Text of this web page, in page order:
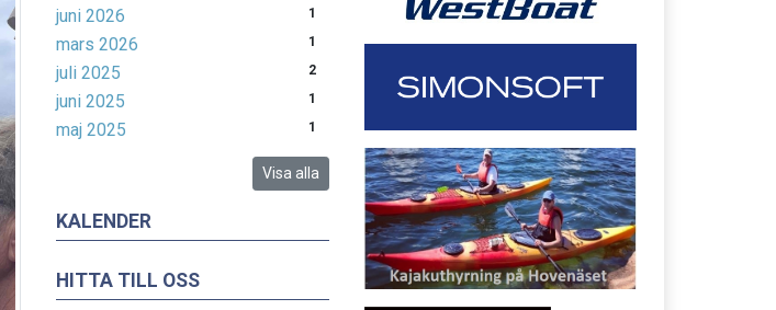
juni 2026 1
mars 2026 1
juli 2025 2
juni 2025 1
maj 2025 1
Visa alla
KALENDER
HITTA TILL OSS